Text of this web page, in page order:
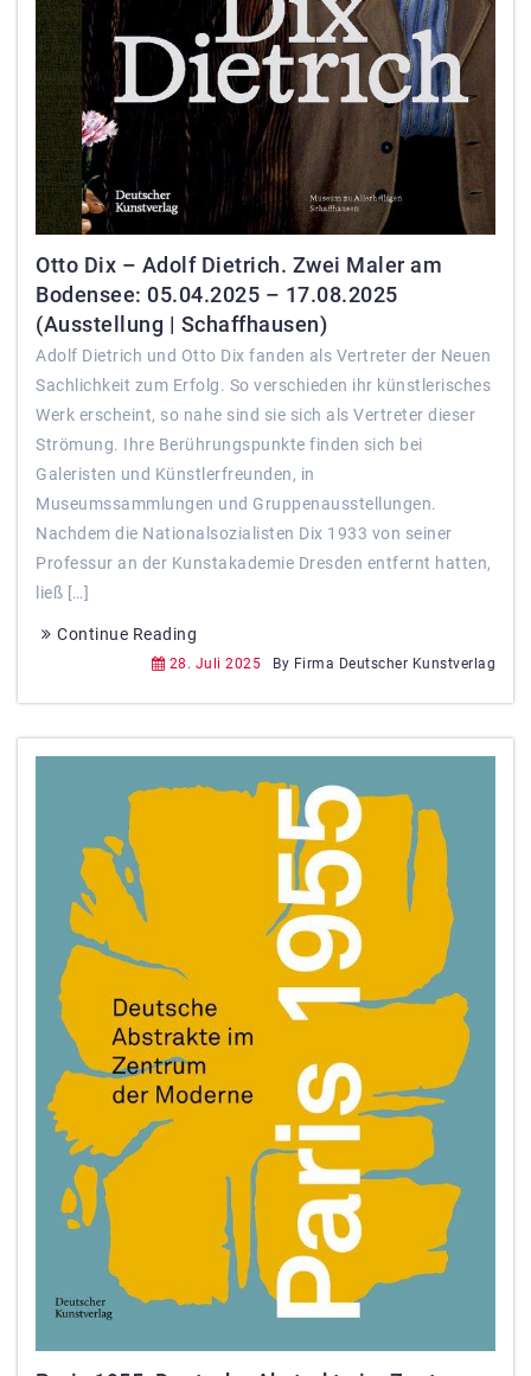
Otto Dix – Adolf Dietrich. Zwei Maler am
Bodensee: 05.04.2025 – 17.08.2025
(Ausstellung | Schaffhausen)
Adolf Dietrich und Otto Dix fanden als Vertreter der Neuen
Sachlichkeit zum Erfolg. So verschieden ihr künstlerisches
Werk erscheint, so nahe sind sie sich als Vertreter dieser
Strömung. Ihre Berührungspunkte finden sich bei
Galeristen und Künstlerfreunden, in
Museumssammlungen und Gruppenausstellungen.
Nachdem die Nationalsozialisten Dix 1933 von seiner
Professur an der Kunstakademie Dresden entfernt hatten,
ließ […]
Continue Reading
28. Juli 2025 By Firma Deutscher Kunstverlag